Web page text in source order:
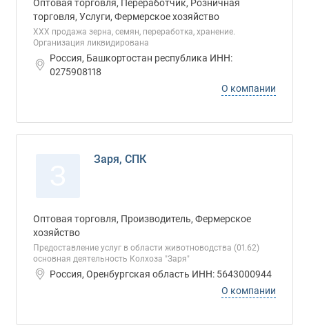
Оптовая торговля, Переработчик, Розничная
торговля, Услуги, Фермерское хозяйство
ХХХ продажа зерна, семян, переработка, хранение.
Организация ликвидирована
Россия, Башкортостан республика ИНН:
0275908118
О компании
Заря, СПК
Оптовая торговля, Производитель, Фермерское
хозяйство
Предоставление услуг в области животноводства (01.62)
основная деятельность Колхоза "Заря"
Россия, Оренбургская область ИНН: 5643000944
О компании